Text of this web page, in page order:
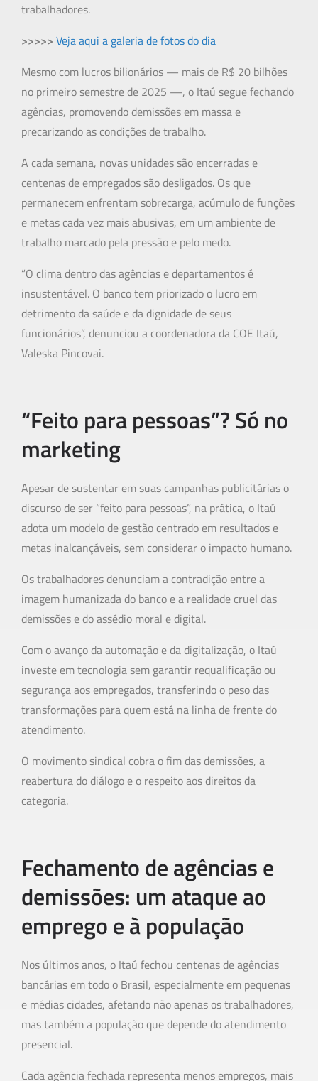
trabalhadores.
>>>>> Veja aqui a galeria de fotos do dia
Mesmo com lucros bilionários — mais de R$ 20 bilhões
no primeiro semestre de 2025 —, o Itaú segue fechando
agências, promovendo demissões em massa e
precarizando as condições de trabalho.
A cada semana, novas unidades são encerradas e
centenas de empregados são desligados. Os que
permanecem enfrentam sobrecarga, acúmulo de funções
e metas cada vez mais abusivas, em um ambiente de
trabalho marcado pela pressão e pelo medo.
“O clima dentro das agências e departamentos é
insustentável. O banco tem priorizado o lucro em
detrimento da saúde e da dignidade de seus
funcionários”, denunciou a coordenadora da COE Itaú,
Valeska Pincovai.
“Feito para pessoas”? Só no
marketing
Apesar de sustentar em suas campanhas publicitárias o
discurso de ser “feito para pessoas”, na prática, o Itaú
adota um modelo de gestão centrado em resultados e
metas inalcançáveis, sem considerar o impacto humano.
Os trabalhadores denunciam a contradição entre a
imagem humanizada do banco e a realidade cruel das
demissões e do assédio moral e digital.
Com o avanço da automação e da digitalização, o Itaú
investe em tecnologia sem garantir requalificação ou
segurança aos empregados, transferindo o peso das
transformações para quem está na linha de frente do
atendimento.
O movimento sindical cobra o fim das demissões, a
reabertura do diálogo e o respeito aos direitos da
categoria.
Fechamento de agências e
demissões: um ataque ao
emprego e à população
Nos últimos anos, o Itaú fechou centenas de agências
bancárias em todo o Brasil, especialmente em pequenas
e médias cidades, afetando não apenas os trabalhadores,
mas também a população que depende do atendimento
presencial.
Cada agência fechada representa menos empregos, mais